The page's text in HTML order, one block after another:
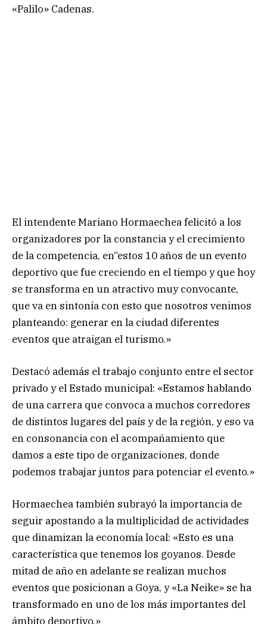
«Palilo» Cadenas.
El intendente Mariano Hormaechea felicitó a los
organizadores por la constancia y el crecimiento
de la competencia, en“estos 10 años de un evento
deportivo que fue creciendo en el tiempo y que hoy
se transforma en un atractivo muy convocante,
que va en sintonía con esto que nosotros venimos
planteando: generar en la ciudad diferentes
eventos que atraigan el turismo.»
Destacó además el trabajo conjunto entre el sector
privado y el Estado municipal: «Estamos hablando
de una carrera que convoca a muchos corredores
de distintos lugares del país y de la región, y eso va
en consonancia con el acompañamiento que
damos a este tipo de organizaciones, donde
podemos trabajar juntos para potenciar el evento.»
Hormaechea también subrayó la importancia de
seguir apostando a la multiplicidad de actividades
que dinamizan la economía local: «Esto es una
característica que tenemos los goyanos. Desde
mitad de año en adelante se realizan muchos
eventos que posicionan a Goya, y «La Neike» se ha
transformado en uno de los más importantes del
ámbito deportivo.»